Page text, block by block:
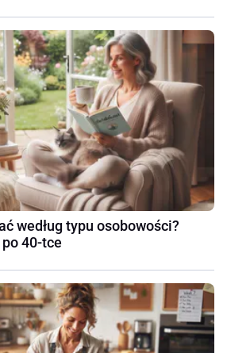
według typu osobowości?
40-tce